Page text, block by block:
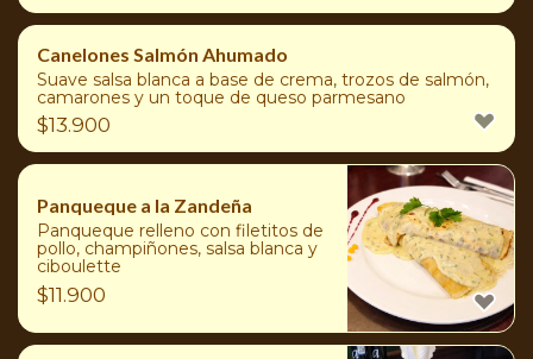
Canelones Salmón Ahumado
Suave salsa blanca a base de crema, trozos de salmón,
camarones y un toque de queso parmesano
$13.900
Panqueque a la Zandeña
Panqueque relleno con filetitos de
pollo, champiñones, salsa blanca y
ciboulette
$11.900